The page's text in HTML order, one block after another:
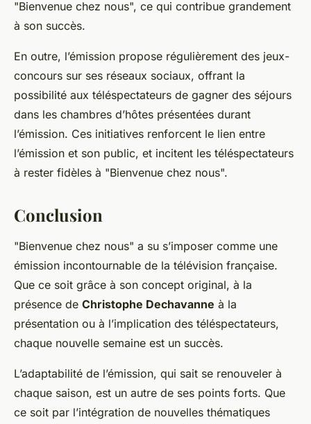
"Bienvenue chez nous", ce qui contribue grandement
à son succès.
En outre, l’émission propose régulièrement des jeux-
concours sur ses réseaux sociaux, offrant la
possibilité aux téléspectateurs de gagner des séjours
dans les chambres d’hôtes présentées durant
l’émission. Ces initiatives renforcent le lien entre
l’émission et son public, et incitent les téléspectateurs
à rester fidèles à "Bienvenue chez nous".
Conclusion
"Bienvenue chez nous" a su s’imposer comme une
émission incontournable de la télévision française.
Que ce soit grâce à son concept original, à la
présence de Christophe Dechavanne à la
présentation ou à l’implication des téléspectateurs,
chaque nouvelle semaine est un succès.
L’adaptabilité de l’émission, qui sait se renouveler à
chaque saison, est un autre de ses points forts. Que
ce soit par l’intégration de nouvelles thématiques